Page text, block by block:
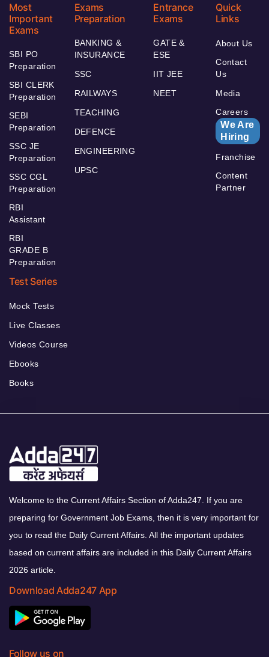
Most
Important
Exams
SBI PO
Preparation
SBI CLERK
Preparation
SEBI
Preparation
SSC JE
Preparation
SSC CGL
Preparation
RBI
Assistant
RBI
GRADE B
Preparation
Exams
Preparation
BANKING &
INSURANCE
SSC
RAILWAYS
TEACHING
DEFENCE
ENGINEERING
UPSC
Entrance
Exams
GATE &
ESE
IIT JEE
NEET
Quick
Links
About Us
Contact
Us
Media
Careers
We Are
Hiring
Franchise
Content
Partner
Test Series
Mock Tests
Live Classes
Videos Course
Ebooks
Books
Welcome to the Current Affairs Section of Adda247. If you are
preparing for Government Job Exams, then it is very important for
you to read the Daily Current Affairs. All the important updates
based on current affairs are included in this Daily Current Affairs
2026 article.
Download Adda247 App
Follow us on